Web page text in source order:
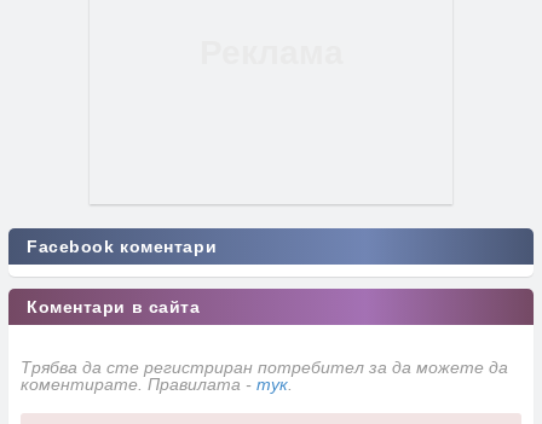
Facebook коментари
Коментари в сайта
Трябва да сте регистриран потребител за да можете да
коментирате. Правилата - тук